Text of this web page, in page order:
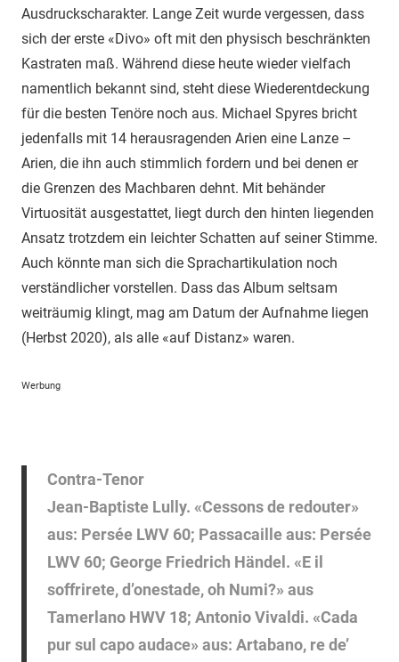
Ausdruckscharakter. Lange Zeit wurde vergessen, dass
sich der erste «Divo» oft mit den physisch beschränkten
Kastraten maß. Während diese heute wieder vielfach
namentlich bekannt sind, steht diese Wiederentdeckung
für die besten Tenöre noch aus. Michael Spyres bricht
jedenfalls mit 14 herausragenden Arien eine Lanze –
Arien, die ihn auch stimmlich fordern und bei denen er
die Grenzen des Machbaren dehnt. Mit behänder
Virtuosität ausgestattet, liegt durch den hinten liegenden
Ansatz trotzdem ein leichter Schatten auf seiner Stimme.
Auch könnte man sich die Sprachartikulation noch
verständlicher vorstellen. Dass das Album seltsam
weiträumig klingt, mag am Datum der Aufnahme liegen
(Herbst 2020), als alle «auf Distanz» waren.
Werbung
Contra-Tenor
Jean-Baptiste Lully. «Cessons de redouter»
aus: Persée LWV 60; Passacaille aus: Persée
LWV 60; George Friedrich Händel. «E il
soffrirete, d’onestade, oh Numi?» aus
Tamerlano HWV 18; Antonio Vivaldi. «Cada
pur sul capo audace» aus: Artabano, re de’